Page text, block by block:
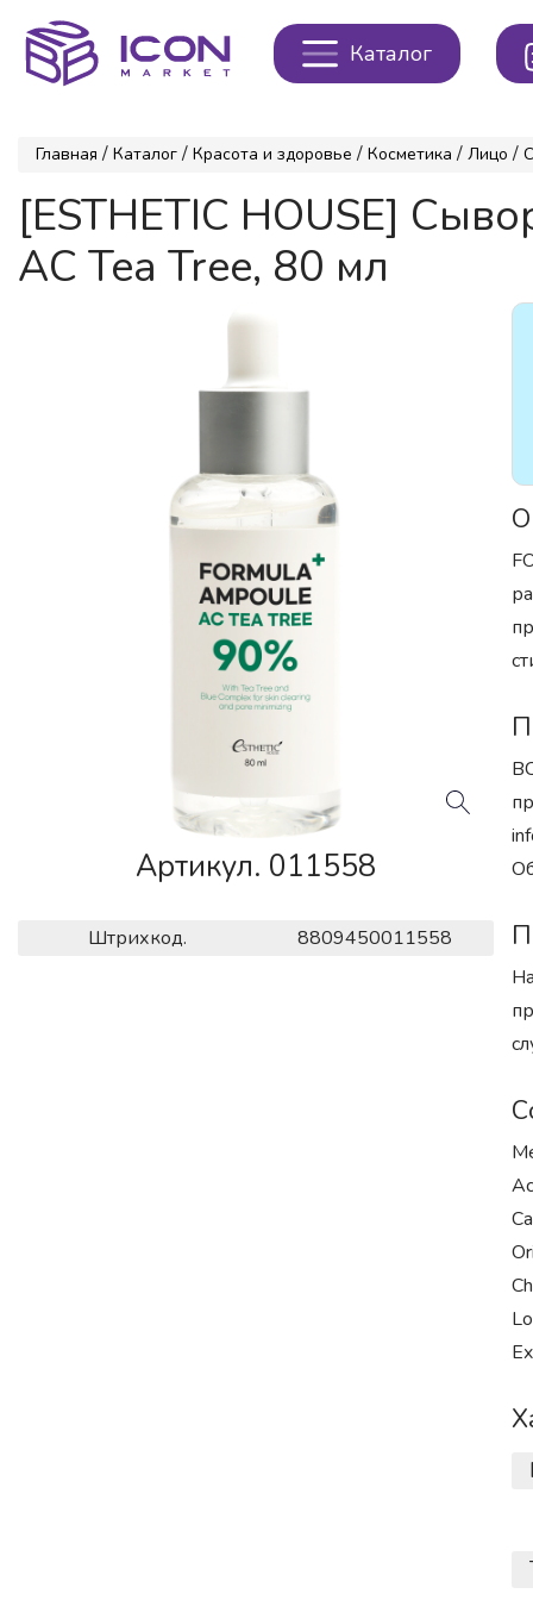
Каталог
Главная / Каталог / Красота и здоровье / Косметика / Лицо /
[ESTHETIC HOUSE]
AC Tea Tree, 80 мл
Артикул. 011558
Штрихкод. 8809450011558